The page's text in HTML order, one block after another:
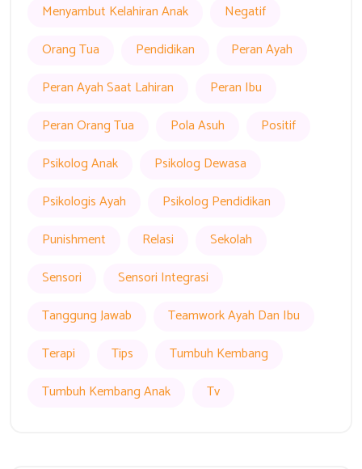
Menyambut Kelahiran Anak
Negatif
Orang Tua
Pendidikan
Peran Ayah
Peran Ayah Saat Lahiran
Peran Ibu
Peran Orang Tua
Pola Asuh
Positif
Psikolog Anak
Psikolog Dewasa
Psikologis Ayah
Psikolog Pendidikan
Punishment
Relasi
Sekolah
Sensori
Sensori Integrasi
Tanggung Jawab
Teamwork Ayah Dan Ibu
Terapi
Tips
Tumbuh Kembang
Tumbuh Kembang Anak
Tv